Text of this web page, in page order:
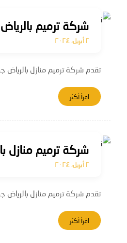
شركة ترميم
٢ أبريل، ٢٠٢٤
تقدم شركة ترميم منازل
اقرأ أكثر
شركة ترميم منازل
٢ أبريل، ٢٠٢٤
تقدم شركة ترميم منازل
اقرأ أكثر